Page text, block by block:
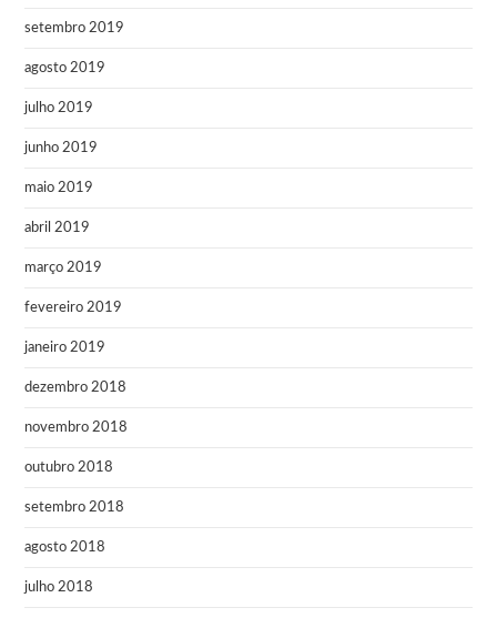
setembro 2019
agosto 2019
julho 2019
junho 2019
maio 2019
abril 2019
março 2019
fevereiro 2019
janeiro 2019
dezembro 2018
novembro 2018
outubro 2018
setembro 2018
agosto 2018
julho 2018